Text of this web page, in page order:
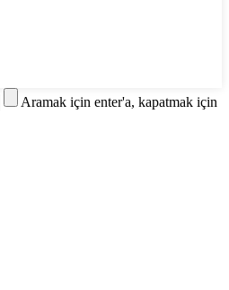
Aramak için enter'a, kapatmak için